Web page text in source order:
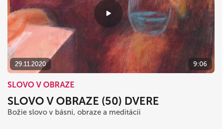
29.11.2020 9:06
SLOVO V OBRAZE
SLOVO V OBRAZE (50) DVERE
Božie slovo v básni, obraze a meditácii